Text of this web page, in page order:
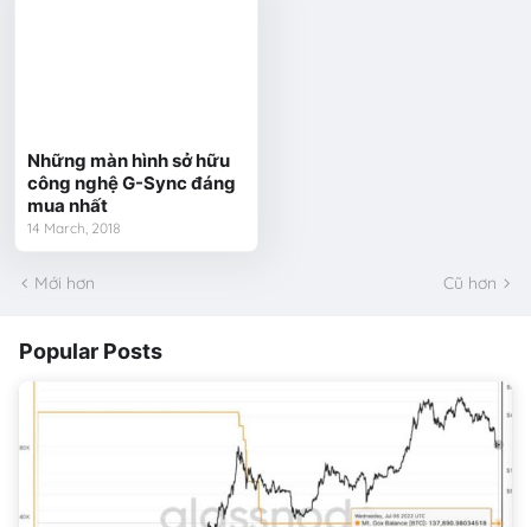
Những màn hình sở hữu
công nghệ G-Sync đáng
mua nhất
14 March, 2018
Mới hơn Cũ hơn
Popular Posts